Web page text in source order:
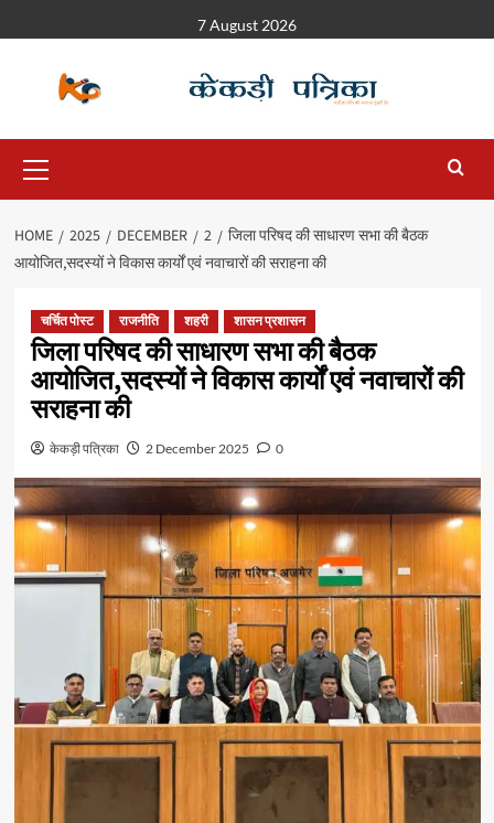
7 August 2026
HOME 2025 DECEMBER 2
जिला परिषद की साधारण सभा की बैठक
आयोजित,सदस्यों ने विकास कार्यों एवं नवाचारों की सराहना की
चर्चित पोस्ट राजनीति शहरी शासन प्रशासन
जिला परिषद की साधारण सभा की बैठक
आयोजित,सदस्यों ने विकास कार्यों एवं नवाचारों की
सराहना की
केकड़ी पत्रिका 2 December 2025 0